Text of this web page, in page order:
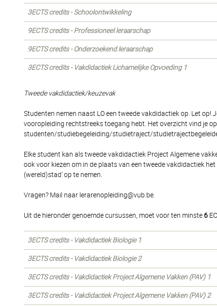
3ECTS credits - Schoolontwikkeling
9ECTS credits - Professioneel leraarschap
9ECTS credits - Onderzoekend leraarschap
3ECTS credits - Vakdidactiek Lichamelijke Opvoeding 1
Tweede vakdidactiek/keuzevak
Studenten nemen naast LO een tweede vakdidactiek op. Let
vooropleiding rechtstreeks toegang hebt. Het overzicht vind je
studenten/studiebegeleiding/studietraject/
Elke student kan als tweede vakdidactiek Project Algemene
ook voor kiezen om in de plaats van een tweede vakdidactiek
(wereld)stad' op te nemen.
Vragen? Mail naar lerarenopleiding@vub.be.
Uit de hieronder genoemde cursussen, moet voor ten minste6
3ECTS credits - Vakdidactiek Biologie 1
3ECTS credits - Vakdidactiek Biologie 2
3ECTS credits - Vakdidactiek Project Algemene Vakken (PAV) 1
3ECTS credits - Vakdidactiek Project Algemene Vakken (PAV) 2